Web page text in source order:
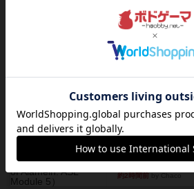
ザ・ラスト・フ
『Squad Leader』用
たマップ#11...
約1時間前 by Chaco
ホロウレギオン
1989年にAvalon Hill
約1時間前 by Chaco
1988年にAvalon Hill
約2時間前